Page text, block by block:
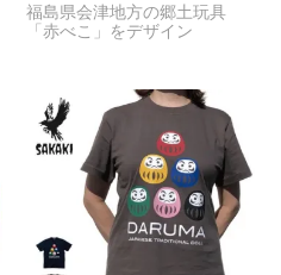
福島県会津地方の郷土玩具
「赤べこ」をデザイン